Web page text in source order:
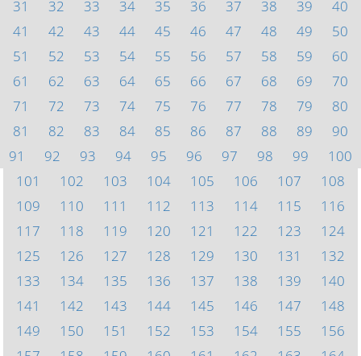
31
32 33 34 35 36 37 38 39
40
41
42 43 44 45 46 47 48 49
50
51
52 53 54 55 56 57 58 59
60
61
62 63 64 65 66 67 68 69
70
71
72 73 74 75 76 77 78 79
80
81
82 83 84 85 86 87 88 89
90
91
92 93 94 95 96 97 98 99
100
101
102 103 104 105 106 107
108
109
110 111 112 113 114 115
116
117
118 119 120 121 122 123
124
125
126 127 128 129 130 131
132
133
134 135 136 137 138 139
140
141
142 143 144 145 146 147
148
149
150 151 152 153 154 155
156